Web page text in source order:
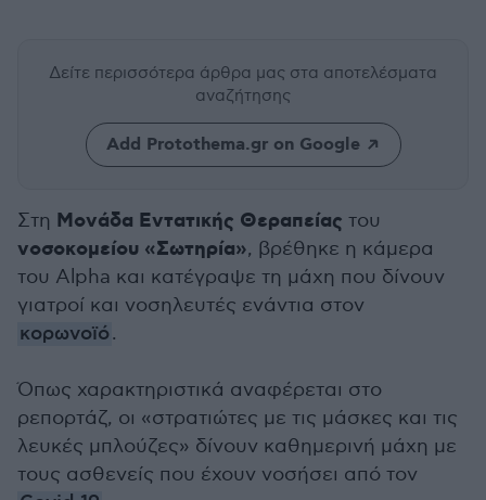
Δείτε περισσότερα άρθρα μας στα αποτελέσματα
αναζήτησης
Add Protothema.gr on Google
Στη Μονάδα Εντατικής Θεραπείας του
νοσοκομείου «Σωτηρία», βρέθηκε η κάμερα
του Alpha και κατέγραψε τη μάχη που δίνουν
γιατροί και νοσηλευτές ενάντια στον
κορωνοϊό.
Όπως χαρακτηριστικά αναφέρεται στο
ρεπορτάζ, οι «στρατιώτες με τις μάσκες και τις
λευκές μπλούζες» δίνουν καθημερινή μάχη με
τους ασθενείς που έχουν νοσήσει από τον